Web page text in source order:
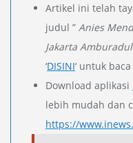
Artikel ini telah
judul ” Anies
Jakarta
‘DISINI‘ untuk
Download aplikasi
lebih mudah dan
https://